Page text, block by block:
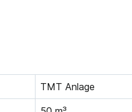
TMT Anlage